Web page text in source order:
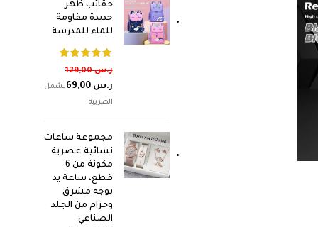
حقائب ظهر
جديدة مقاومة
للماء للمدرسة
ر.س129,00
ر.س 69,00
مجموعة ساعات
نسائية عصرية
مكونة من 6
قطع، ساعة يد
بوجه مشرق
وحزام من الجلد
الصناعي